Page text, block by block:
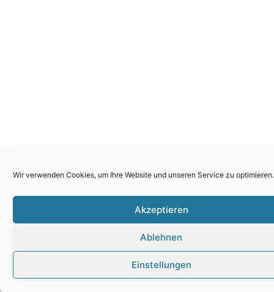
Wir verwenden Cookies, um Ihre Website und unseren Service zu optimieren.
Akzeptieren
Ablehnen
Einstellungen